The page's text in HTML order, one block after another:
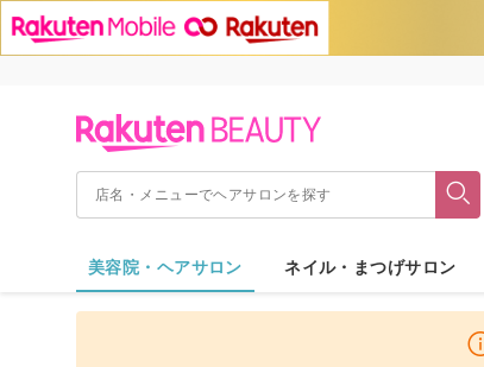
美容院・ヘアサロン ネイル・まつげサロン